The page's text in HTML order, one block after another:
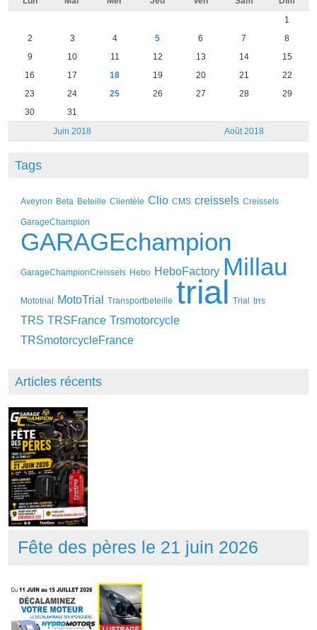
Juin 2018 Août 2018
1
2
3 4 5 6 7
8
9
10 11 12 13 14
15
16
17 18 19 20 21
22
23
24 25 26 27 28
29
30
31
Tags
Aveyron Beta Beteille Clientèle Clio CMS creissels Creissels
GarageChampion
GARAGEchampion
GarageChampionCreissels Hebo HeboFactory Millau
Mototrial MotoTrial Transportbeteille trial Trial trrs
TRS TRSFrance Trsmotorcycle
TRSmotorcycleFrance
Articles récents
Fête des pères le 21 juin 2026